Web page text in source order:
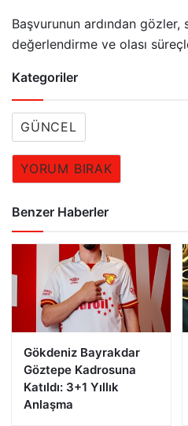
Başvurunun ardından gözler,
değerlendirme ve olası
Kategoriler
GÜNCEL
YORUM BIRAK
Benzer Haberler
Gökdeniz Bayrakdar
Göztepe Kadrosuna
Katıldı: 3+1 Yıllık
Anlaşma